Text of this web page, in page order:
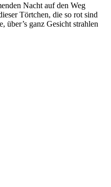
Nacht auf den Weg
Törtchen, die so rot sind
über’s ganz Gesicht strahlen